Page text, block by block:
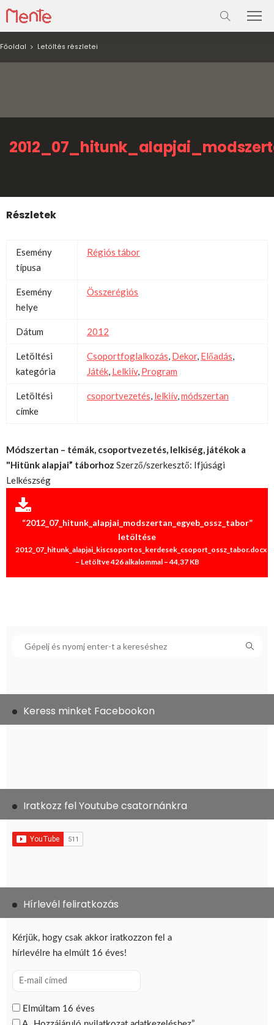
Főoldal Letöltés részletei
Részletek
Esemény
típusa
Régiós tábor
Esemény
helye
Összerégiós
Dátum 2012
Letöltési
kategória
Csoportfoglalkozás, Dekor, Előadás,
Játék, Lelkiív, Program
Letöltési
címke
csoportvezetés, lelkiív,módszertan
Módszertan – témák, csoportvezetés, lelkiség, játékok a
"Hitünk alapjai” táborhoz Szerző/szerkesztő: Ifjúsági
Lelkészség
“2012_07_hitunk_alapjai_modszertan_egyeb_ossz_tabor”
letöltése
2012_07_hitunk_alapjai_kiscsoportos_kerdesek_csoport_ossz_tabor.docx
– Letöltve 426 alkalommal – 44,37 KB
Keress minket Facebookon
Iratkozz fel Youtube csatornánkra
Hírlevél feliratkozás